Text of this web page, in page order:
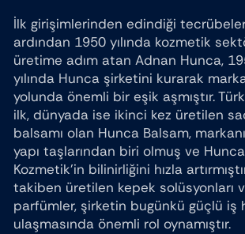
İlk girişimlerinden edindiği
ardından 1950 yılında kozmetik
üretime adım atan Adnan Hunca,
yılında Hunca şirketini kurarak
yolunda önemli bir eşik aşmıştır.
ilk, dünyada ise ikinci kez üretilen
balsamı olan Hunca Balsam,
yapı taşlarından biri olmuş ve Hunca
Kozmetik’in bilinirliğini hızla
takiben üretilen kepek solüsyonları
parfümler, şirketin bugünkü güçlü iş
ulaşmasında önemli rol oynamıştır.